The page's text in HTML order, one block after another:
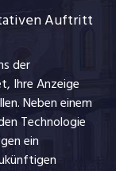
Auftritt
der
Ihre Anzeige
Neben einem
Technologie
ein